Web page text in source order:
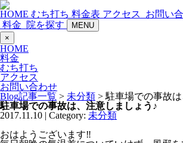
HOME むち打ち 料金表 アクセス
お問い
料金
院を探す
MENU
×
HOME
料金
むち打ち
アクセス
お問い合わせ
Blog記事一覧 > 未分類 > 駐車場での事故
駐車場での事故は、注意しましょう♪
2017.11.10 | Category: 未分類
おはようございます‼